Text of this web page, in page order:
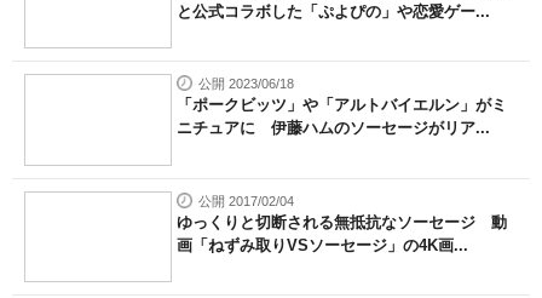
と公式コラボした「ぷよぴの」や恋愛ゲー...
公開 2023/06/18
「ポークビッツ」や「アルトバイエルン」がミ
ニチュアに 伊藤ハムのソーセージがリア...
公開 2017/02/04
ゆっくりと切断される無抵抗なソーセージ 動
画「ねずみ取りVSソーセージ」の4K画...